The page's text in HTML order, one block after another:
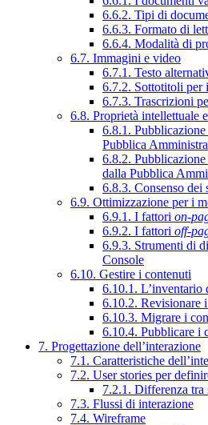
6.6.2. Tipi di
6.6.3. Formato di
6.6.4. Modalità di
6.7. Immagini e video
6.7.1. Testo
6.7.2. Sottotitoli per
6.7.3. Trascrizioni
6.8. Proprietà intellettuale
6.8.1.
Pubblica
6.8.2.
dalla Pubblica
6.8.3. Consenso dei
6.9. Ottimizzazione per i
6.9.1. I fattori on-
6.9.2. I fattori off-
6.9.3. Strumenti di
Console
6.10. Gestire i contenuti
6.10.1. L’inventario
6.10.2. Revisionare
6.10.3. Migrare i
6.10.4. Pubblicare i
7. Progettazione dell’interazione
7.1. Caratteristiche
7.2. User stories per
7.2.1. Differenza tra
7.3. Flussi di interazione
7.4. Wireframe